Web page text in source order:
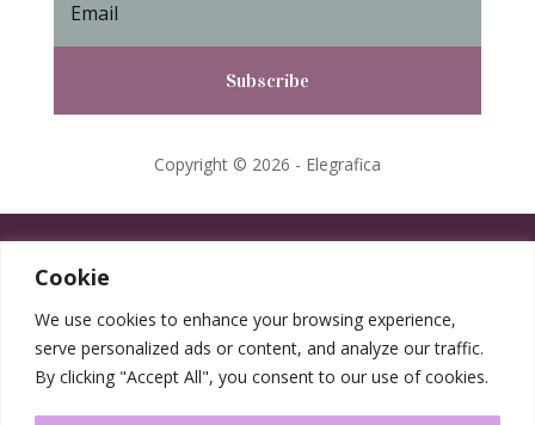
Cookie
We use cookies to enhance your browsing experience,
serve personalized ads or content, and analyze our traffic.
By clicking "Accept All", you consent to our use of cookies.
Subscribe
Copyright © 2026 - Elegrafica